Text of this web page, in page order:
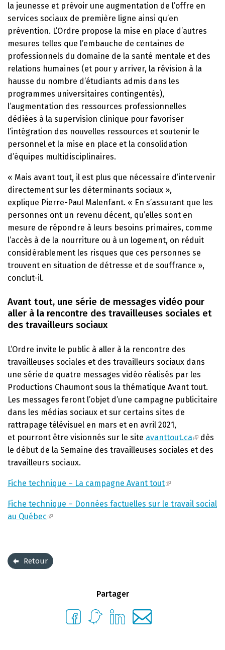
la jeunesse et prévoir une augmentation de l’offre en
services sociaux de première ligne ainsi qu’en
prévention. L’Ordre propose la mise en place d’autres
mesures telles que l’embauche de centaines de
professionnels du domaine de la santé mentale et des
relations humaines (et pour y arriver, la révision à la
hausse du nombre d’étudiants admis dans les
programmes universitaires contingentés),
l’augmentation des ressources professionnelles
dédiées à la supervision clinique pour favoriser
l’intégration des nouvelles ressources et soutenir le
personnel et la mise en place et la consolidation
d’équipes multidisciplinaires.
« Mais avant tout, il est plus que nécessaire d’intervenir
directement sur les déterminants sociaux »,
explique Pierre-Paul Malenfant. « En s’assurant que les
personnes ont un revenu décent, qu’elles sont en
mesure de répondre à leurs besoins primaires, comme
l’accès à de la nourriture ou à un logement, on réduit
considérablement les risques que ces personnes se
trouvent en situation de détresse et de souffrance »,
conclut-il.
Avant tout, une série de messages vidéo pour
aller à la rencontre des travailleuses sociales et
des travailleurs sociaux
L’Ordre invite le public à aller à la rencontre des
travailleuses sociales et des travailleurs sociaux dans
une série de quatre messages vidéo réalisés par les
Productions Chaumont sous la thématique Avant tout.
Les messages feront l’objet d’une campagne publicitaire
dans les médias sociaux et sur certains sites de
rattrapage télévisuel en mars et en avril 2021,
et pourront être visionnés sur le site avanttout.ca
dès
le début de la Semaine des travailleuses sociales et des
travailleurs sociaux.
Fiche technique – La campagne Avant tout
Fiche technique – Données factuelles sur le travail social
au Québec
Retour
Partager